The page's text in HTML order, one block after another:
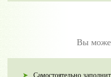
Вы
Самостоятельно